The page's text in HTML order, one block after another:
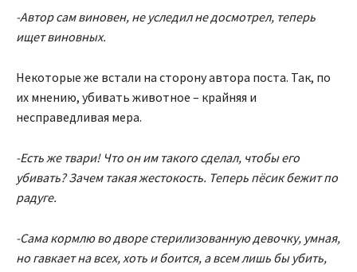
-Автор сам виновен, не уследил не досмотрел, теперь
ищет виновных.
Некоторые же встали на сторону автора поста. Так, по
их мнению, убивать животное – крайняя и
несправедливая мера.
-Есть же твари! Что он им такого сделал, чтобы его
убивать? Зачем такая жестокость. Теперь пëсик бежит по
радуге.
-Сама кормлю во дворе стерилизованную девочку, умная,
но гавкает на всех, хоть и боится, а всем лишь бы убить,